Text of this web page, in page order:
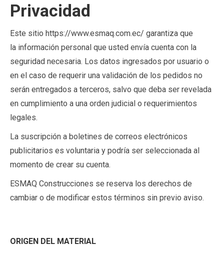
Privacidad
Este sitio https://www.esmaq.com.ec/ garantiza que
la información personal que usted envía cuenta con la
seguridad necesaria. Los datos ingresados por usuario o
en el caso de requerir una validación de los pedidos no
serán entregados a terceros, salvo que deba ser revelada
en cumplimiento a una orden judicial o requerimientos
legales.
La suscripción a boletines de correos electrónicos
publicitarios es voluntaria y podría ser seleccionada al
momento de crear su cuenta.
ESMAQ Construcciones se reserva los derechos de
cambiar o de modificar estos términos sin previo aviso.
ORIGEN DEL MATERIAL